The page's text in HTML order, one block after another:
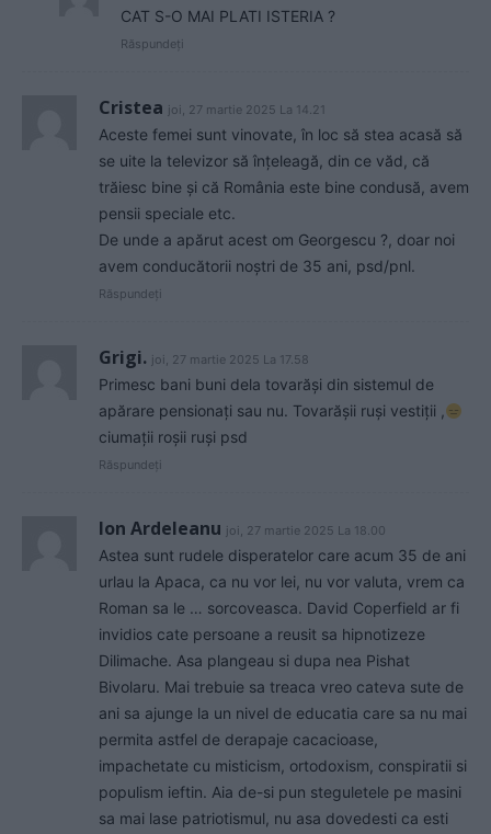
CAT S-O MAI PLATI ISTERIA ?
Răspundeți
Cristea joi, 27 martie 2025 La 14.21
Aceste femei sunt vinovate, în loc să stea acasă să
se uite la televizor să înțeleagă, din ce văd, că
trăiesc bine și că România este bine condusă, avem
pensii speciale etc.
De unde a apărut acest om Georgescu ?, doar noi
avem conducătorii noștri de 35 ani, psd/pnl.
Răspundeți
Grigi. joi, 27 martie 2025 La 17.58
Primesc bani buni dela tovarăși din sistemul de
apărare pensionați sau nu. Tovarășii ruși vestiții ,
ciumații roșii ruși psd
Răspundeți
Ion Ardeleanu joi, 27 martie 2025 La 18.00
Astea sunt rudele disperatelor care acum 35 de ani
urlau la Apaca, ca nu vor lei, nu vor valuta, vrem ca
Roman sa le … sorcoveasca. David Coperfield ar fi
invidios cate persoane a reusit sa hipnotizeze
Dilimache. Asa plangeau si dupa nea Pishat
Bivolaru. Mai trebuie sa treaca vreo cateva sute de
ani sa ajunge la un nivel de educatia care sa nu mai
permita astfel de derapaje cacacioase,
impachetate cu misticism, ortodoxism, conspiratii si
populism ieftin. Aia de-si pun steguletele pe masini
sa mai lase patriotismul, nu asa dovedesti ca esti